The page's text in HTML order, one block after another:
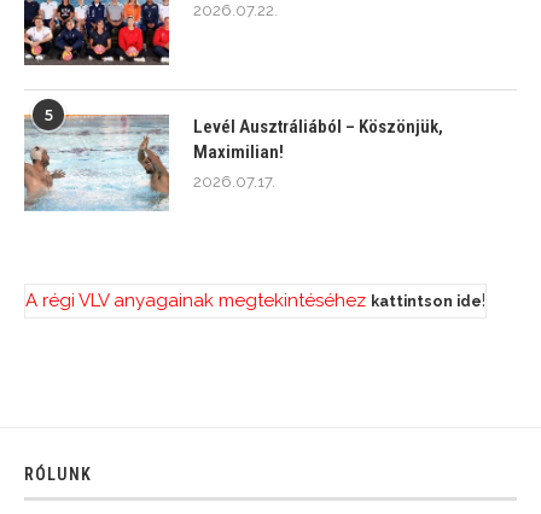
2026.07.22.
5
Levél Ausztráliából – Köszönjük,
Maximilian!
2026.07.17.
A régi VLV anyagainak megtekintéséhez kattintson ide!
RÓLUNK